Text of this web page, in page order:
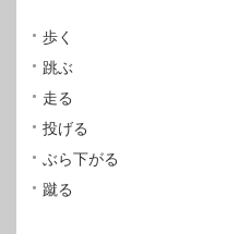
歩く
跳ぶ
走る
投げる
ぶら下がる
蹴る